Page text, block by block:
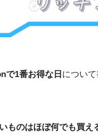
で1番お得な日について
ものはほぼ何でも買え